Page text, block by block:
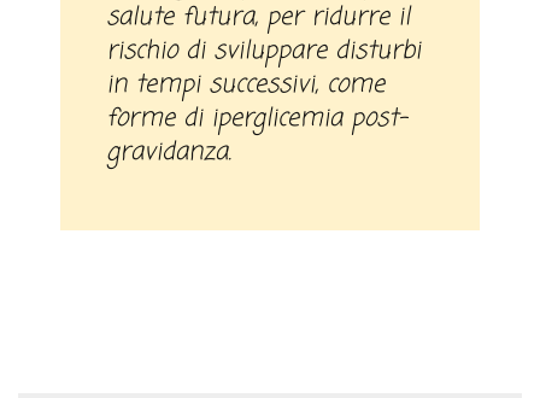
salute futura, per ridurre il
rischio di sviluppare disturbi
in tempi successivi, come
forme di iperglicemia post-
gravidanza.